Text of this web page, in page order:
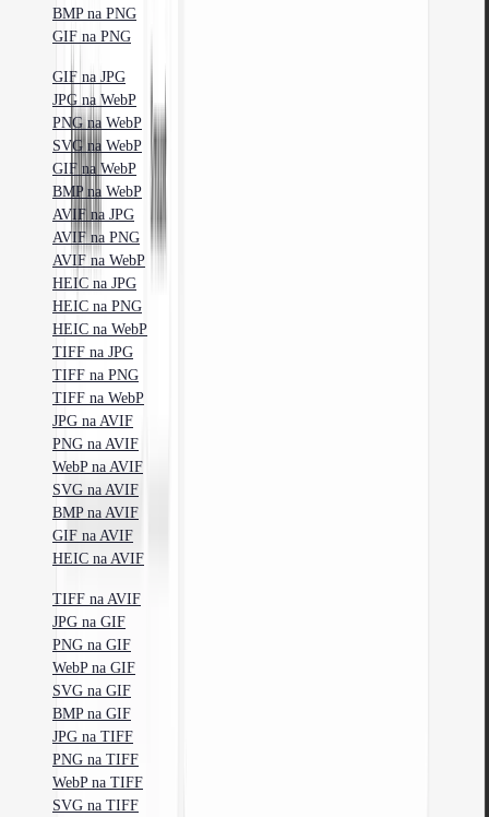
BMP na PNG
GIF na PNG
GIF na JPG
JPG na WebP
PNG na WebP
SVG na WebP
GIF na WebP
BMP na WebP
AVIF na JPG
AVIF na PNG
AVIF na WebP
HEIC na JPG
HEIC na PNG
HEIC na WebP
TIFF na JPG
TIFF na PNG
TIFF na WebP
JPG na AVIF
PNG na AVIF
WebP na AVIF
SVG na AVIF
BMP na AVIF
GIF na AVIF
HEIC na AVIF
TIFF na AVIF
JPG na GIF
PNG na GIF
WebP na GIF
SVG na GIF
BMP na GIF
JPG na TIFF
PNG na TIFF
WebP na TIFF
SVG na TIFF